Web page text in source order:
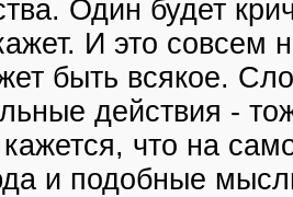
Один будет
И это совсем
быть всякое.
действия -
что на
и подобные